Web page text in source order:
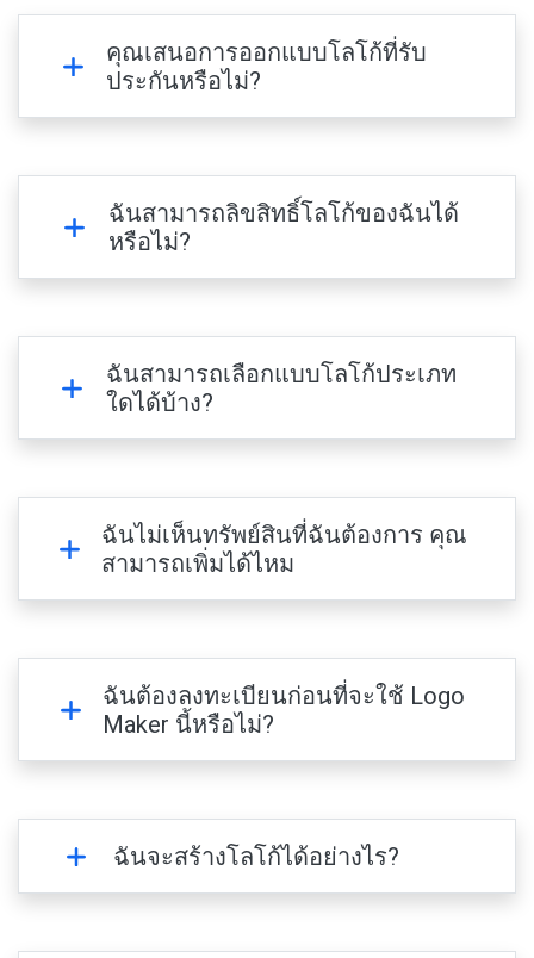
คุณเสนอการออกแบบโลโก้ที่รับ
ประกันหรือไม่?
ฉันสามารถลิขสิทธิ์โลโก้ของฉันได้
หรือไม่?
ฉันสามารถเลือกแบบโลโก้ประเภท
ใดได้บ้าง?
ฉันไม่เห็นทรัพย์สินที่ฉันต้องการ คุณ
สามารถเพิ่มได้ไหม
ฉันต้องลงทะเบียนก่อนที่จะใช้ Logo
Maker นี้หรือไม่?
ฉันจะสร้างโลโก้ได้อย่างไร?